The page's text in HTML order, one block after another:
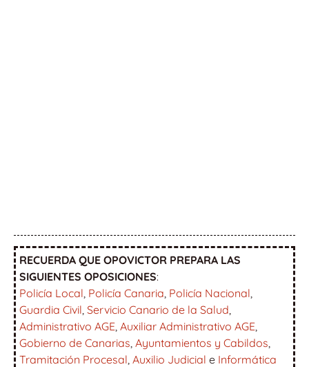
RECUERDA QUE OPOVICTOR PREPARA LAS
SIGUIENTES OPOSICIONES:
Policía Local Policía Canaria Policía Nacional
Guardia Civil Servicio Canario de la Salud
Administrativo AGE Auxiliar Administrativo AGE
Gobierno de Canarias Ayuntamientos y Cabildos
Tramitación Procesal Auxilio Judicial e Informática